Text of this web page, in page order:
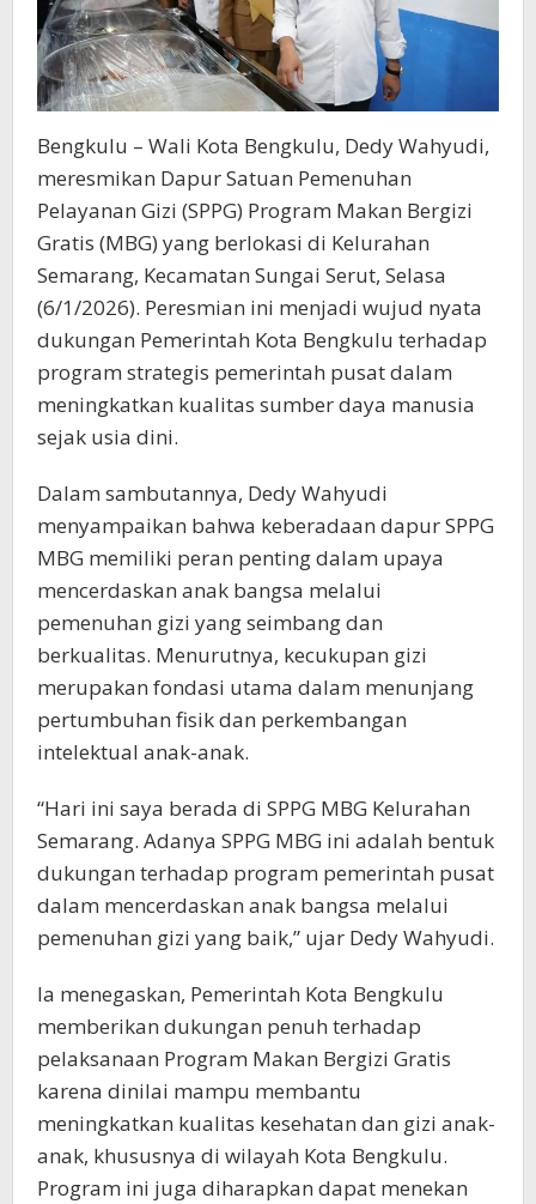
Bengkulu – Wali Kota Bengkulu, Dedy Wahyudi,
meresmikan Dapur Satuan Pemenuhan
Pelayanan Gizi (SPPG) Program Makan Bergizi
Gratis (MBG) yang berlokasi di Kelurahan
Semarang, Kecamatan Sungai Serut, Selasa
(6/1/2026). Peresmian ini menjadi wujud nyata
dukungan Pemerintah Kota Bengkulu terhadap
program strategis pemerintah pusat dalam
meningkatkan kualitas sumber daya manusia
sejak usia dini.
Dalam sambutannya, Dedy Wahyudi
menyampaikan bahwa keberadaan dapur SPPG
MBG memiliki peran penting dalam upaya
mencerdaskan anak bangsa melalui
pemenuhan gizi yang seimbang dan
berkualitas. Menurutnya, kecukupan gizi
merupakan fondasi utama dalam menunjang
pertumbuhan fisik dan perkembangan
intelektual anak-anak.
“Hari ini saya berada di SPPG MBG Kelurahan
Semarang. Adanya SPPG MBG ini adalah bentuk
dukungan terhadap program pemerintah pusat
dalam mencerdaskan anak bangsa melalui
pemenuhan gizi yang baik,” ujar Dedy Wahyudi.
Ia menegaskan, Pemerintah Kota Bengkulu
memberikan dukungan penuh terhadap
pelaksanaan Program Makan Bergizi Gratis
karena dinilai mampu membantu
meningkatkan kualitas kesehatan dan gizi anak-
anak, khususnya di wilayah Kota Bengkulu.
Program ini juga diharapkan dapat menekan